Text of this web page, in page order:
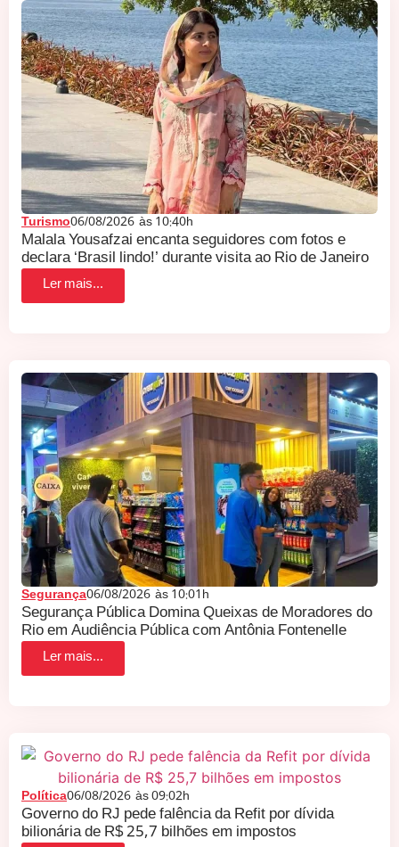
Turismo06/08/2026 às10:40h
Malala Yousafzai encanta seguidores com fotos e
declara ‘Brasil lindo!’ durante visita ao Rio de Janeiro
Ler mais...
Segurança06/08/2026 às10:01h
Segurança Pública Domina Queixas de Moradores do
Rio em Audiência Pública com Antônia Fontenelle
Ler mais...
Política06/08/2026 às09:02h
Governo do RJ pede falência da Refit por dívida
bilionária de R$ 25,7 bilhões em impostos